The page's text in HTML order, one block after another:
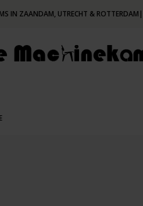
IN ZAANDAM, UTRECHT & ROTTERDAM |